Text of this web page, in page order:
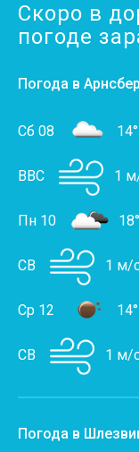
Скоро в
погоде
Погода в
Сб 08 14°
ВВС 1
Пн 10 18°
СВ 1 м/
Ср 12 14°
СВ 1 м/
Погода в